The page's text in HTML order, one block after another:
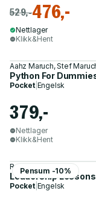
529,-476,-
Nettlager
Klikk&Hent
Aahz Maruch, Stef
Python For
Pocket| Engelsk
379,-
Nettlager
Klikk&Hent
Pensum -10%
R L Bramble
Leadership
Pocket| Engelsk